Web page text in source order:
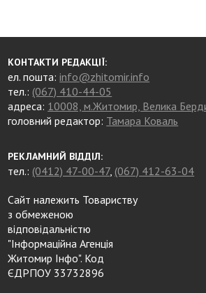
КОНТАКТИ РЕДАКЦІЇ:
ел. пошта:info@zhitomir.info
тел.: (067) 410-44-05
адреса: 10008, м.Житомир, Велика
головний редактор: Тамара Коваль
РЕКЛАМНИЙ ВІДДІЛ:
тел.: (0412) 47-00-47, (067) 412-63-04
Сайт належить Товариству
з обмеженою
відповідальністю
"Інформаційна Агенція
Житомир Інфо". Код
ЄДРПОУ 33732896